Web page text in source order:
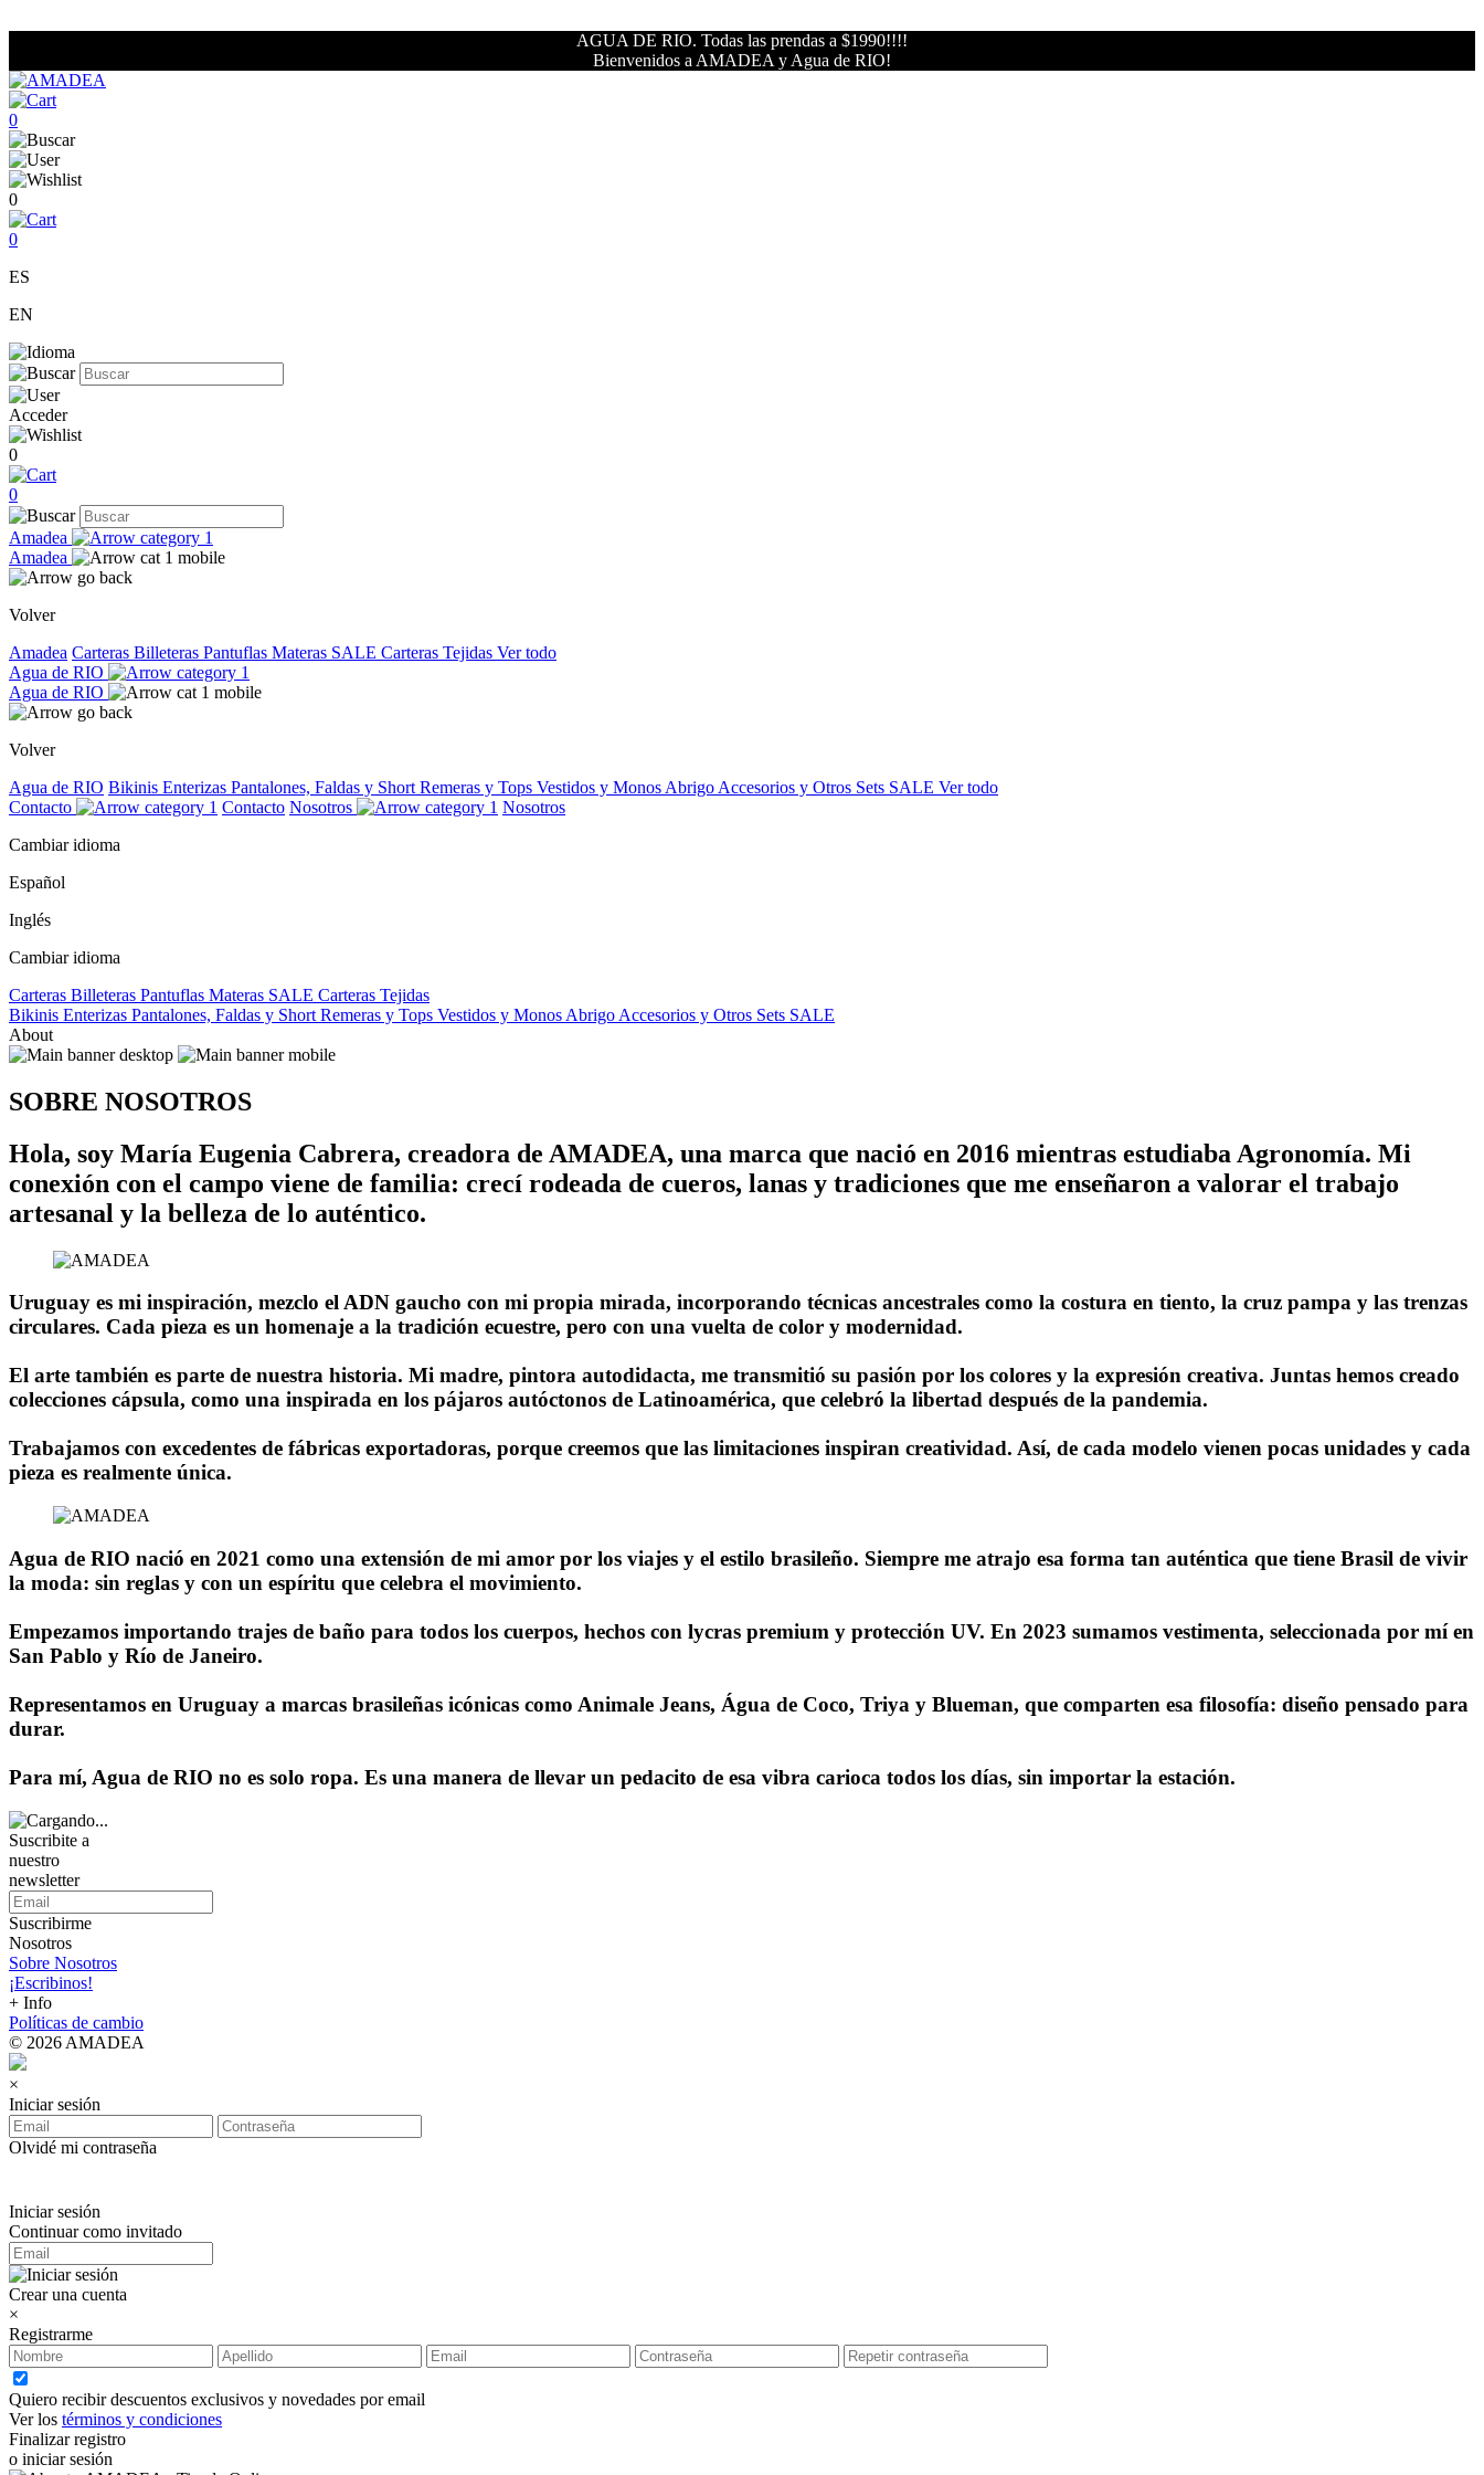
AGUA DE RIO. Todas las prendas a $1990!!!!
Bienvenidos a AMADEA y Agua de RIO!
0
0
0
ES
EN
Acceder
0
0
Amadea
Amadea
Volver
Amadea Carteras Billeteras Pantuflas Materas SALE Carteras Tejidas Ver todo
Agua de RIO
Agua de RIO
Volver
Agua de RIO Bikinis Enterizas Pantalones, Faldas y Short Remeras y Tops Vestidos y Monos Abrigo Accesorios y Otros Sets SALE Ver todo
Contacto
Contacto Nosotros
Nosotros
Cambiar idioma
Español
Inglés
Cambiar idioma
Carteras Billeteras Pantuflas Materas SALE Carteras Tejidas
Bikinis Enterizas Pantalones, Faldas y Short Remeras y Tops Vestidos y Monos Abrigo Accesorios y Otros Sets SALE
About
SOBRE NOSOTROS
Hola, soy María Eugenia Cabrera, creadora de AMADEA, una marca que nació en 2016 mientras estudiaba Agronomía. Mi
conexión con el campo viene de familia: crecí rodeada de cueros, lanas y tradiciones que me enseñaron a valorar el trabajo
artesanal y la belleza de lo auténtico.
Uruguay es mi inspiración, mezclo el ADN gaucho con mi propia mirada, incorporando técnicas ancestrales como la costura en tiento, la cruz pampa y las trenzas
circulares. Cada pieza es un homenaje a la tradición ecuestre, pero con una vuelta de color y modernidad.
El arte también es parte de nuestra historia. Mi madre, pintora autodidacta, me transmitió su pasión por los colores y la expresión creativa. Juntas hemos creado
colecciones cápsula, como una inspirada en los pájaros autóctonos de Latinoamérica, que celebró la libertad después de la pandemia.
Trabajamos con excedentes de fábricas exportadoras, porque creemos que las limitaciones inspiran creatividad. Así, de cada modelo vienen pocas unidades y cada
pieza es realmente única.
Agua de RIO nació en 2021 como una extensión de mi amor por los viajes y el estilo brasileño. Siempre me atrajo esa forma tan auténtica que tiene Brasil de vivir
la moda: sin reglas y con un espíritu que celebra el movimiento.
Empezamos importando trajes de baño para todos los cuerpos, hechos con lycras premium y protección UV. En 2023 sumamos vestimenta, seleccionada por mí en
San Pablo y Río de Janeiro.
Representamos en Uruguay a marcas brasileñas icónicas como Animale Jeans, Água de Coco, Triya y Blueman, que comparten esa filosofía: diseño pensado para
durar.
Para mí, Agua de RIO no es solo ropa. Es una manera de llevar un pedacito de esa vibra carioca todos los días, sin importar la estación.
Suscribite a
nuestro
newsletter
Suscribirme
Nosotros
Sobre Nosotros
¡Escribinos!
+ Info
Políticas de cambio
© 2026 AMADEA
×
Iniciar sesión
Olvidé mi contraseña
Iniciar sesión
Continuar como invitado
Crear una cuenta
×
Registrarme
Quiero recibir descuentos exclusivos y novedades por email
Ver los términos y condiciones
Finalizar registro
o iniciar sesión